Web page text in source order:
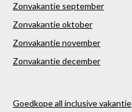
Zonvakantie september
Zonvakantie oktober
Zonvakantie november
Zonvakantie december
Goedkope all inclusive vakantie